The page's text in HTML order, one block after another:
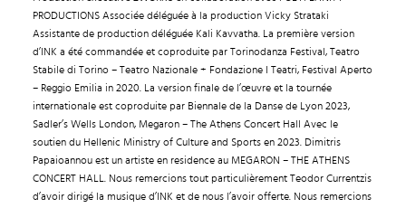
PRODUCTIONS Associée déléguée à la production Vicky Strataki
Assistante de production déléguée Kali Kavvatha. La première version
d’INK a été commandée et coproduite par Torinodanza Festival, Teatro
Stabile di Torino – Teatro Nazionale + Fondazione I Teatri, Festival Aperto
– Reggio Emilia in 2020. La version finale de l’œuvre et la tournée
internationale est coproduite par Biennale de la Danse de Lyon 2023,
Sadler’s Wells London, Megaron – The Athens Concert Hall Avec le
soutien du Hellenic Ministry of Culture and Sports en 2023. Dimitris
Papaioannou est un artiste en residence au MEGARON – THE ATHENS
CONCERT HALL. Nous remercions tout particulièrement Teodor Currentzis
d’avoir dirigé la musique d’INK et de nous l’avoir offerte. Nous remercions